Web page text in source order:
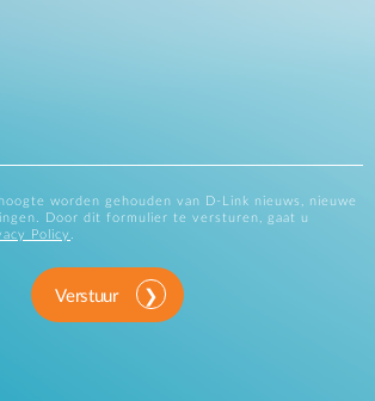
worden gehouden van D-Link nieuws, nieuwe
Door dit formulier te versturen, gaat u
Policy
Verstuur